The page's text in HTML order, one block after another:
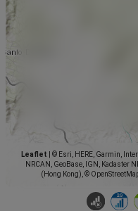
Leaflet
© Esri, HERE, Garmin,
NRCAN, GeoBase, IGN, Kadaster
(Hong Kong), ©